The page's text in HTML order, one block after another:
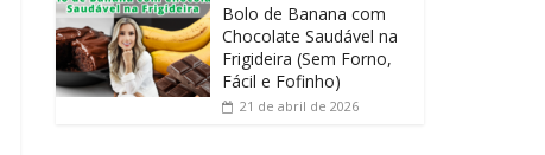
Bolo de Banana com
Chocolate Saudável na
Frigideira (Sem Forno,
Fácil e Fofinho)
21 de abril de 2026